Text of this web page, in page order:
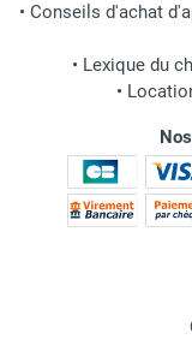
• Conseils d'achat
• Lexique du
•